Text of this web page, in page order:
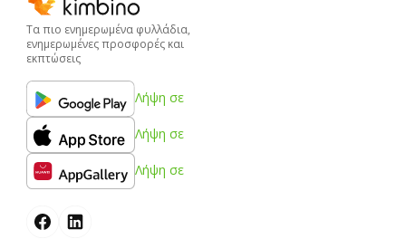
Τα πιο ενημερωμένα φυλλάδια,
ενημερωμένες προσφορές και
εκπτώσεις
Λήψη σε
Λήψη σε
Λήψη σε